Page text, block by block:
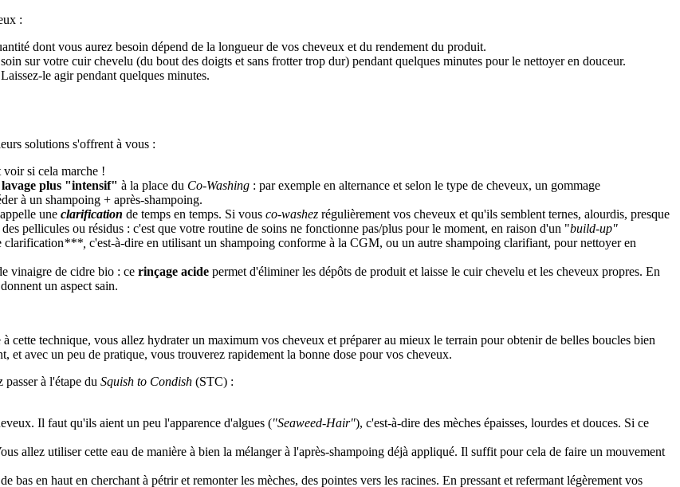
:
dont vous aurez besoin dépend de la longueur de vos cheveux et du rendement du produit.
sur votre cuir chevelu (du bout des doigts et sans frotter trop dur) pendant quelques minutes pour le nettoyer en douceur.
le agir pendant quelques minutes.
solutions s'offrent à vous :
voir si cela marche !
lavage plus "intensif" à la place du Co-Washing : par exemple en alternance et selon le type de cheveux, un gommage
à un shampoing + après-shampoing.
une clarification de temps en temps. Si vous co-washez régulièrement vos cheveux et qu'ils semblent ternes, alourdis, presque
pellicules ou résidus : c'est que votre routine de soins ne fonctionne pas/plus pour le moment, en raison d'un "build-up"
clarification***, c'est-à-dire en utilisant un shampoing conforme à la CGM, ou un autre shampoing clarifiant, pour nettoyer en
vinaigre de cidre bio : ce rinçage acide permet d'éliminer les dépôts de produit et laisse le cuir chevelu et les cheveux propres. En
un aspect sain.
à cette technique, vous allez hydrater un maximum vos cheveux et préparer au mieux le terrain pour obtenir de belles boucles bien
et avec un peu de pratique, vous trouverez rapidement la bonne dose pour vos cheveux.
à l'étape du Squish to Condish (STC) :
Il faut qu'ils aient un peu l'apparence d'algues ("Seaweed-Hair"), c'est-à-dire des mèches épaisses, lourdes et douces. Si ce
allez utiliser cette eau de manière à bien la mélanger à l'après-shampoing déjà appliqué. Il suffit pour cela de faire un mouvement
bas en haut en cherchant à pétrir et remonter les mèches, des pointes vers les racines. En pressant et refermant légèrement vos